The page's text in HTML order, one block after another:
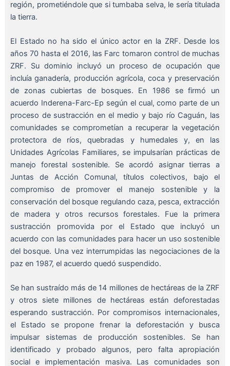
región, prometiéndole que si tumbaba selva, le sería titulada
la tierra.
El Estado no ha sido el único actor en la ZRF. Desde los
años 70 hasta el 2016, las Farc tomaron control de muchas
ZRF. Su dominio incluyó un proceso de ocupación que
incluía ganadería, producción agrícola, coca y preservación
de zonas cubiertas de bosques. En 1986 se firmó un
acuerdo Inderena-Farc-Ep según el cual, como parte de un
proceso de sustracción en el medio y bajo río Caguán, las
comunidades se comprometían a recuperar la vegetación
protectora de ríos, quebradas y humedales y, en las
Unidades Agrícolas Familiares, se impulsarían prácticas de
manejo forestal sostenible. Se acordó asignar tierras a
Juntas de Acción Comunal, títulos colectivos, bajo el
compromiso de promover el manejo sostenible y la
conservación del bosque regulando caza, pesca, extracción
de madera y otros recursos forestales. Fue la primera
sustracción promovida por el Estado que incluyó un
acuerdo con las comunidades para hacer un uso sostenible
del bosque. Una vez interrumpidas las negociaciones de la
paz en 1987, el acuerdo quedó suspendido.
Se han sustraído más de 14 millones de hectáreas de la ZRF
y otros siete millones de hectáreas están deforestadas
esperando sustracción. Por compromisos internacionales,
el Estado se propone frenar la deforestación y busca
impulsar sistemas de producción sostenibles. Se han
identificado y probado algunos, pero falta apropiación
social e implementación masiva. Las comunidades son